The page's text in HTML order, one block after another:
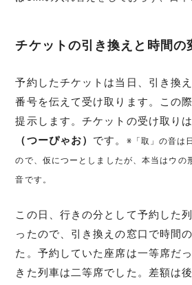
チケットの引き換えと時間の
予約したチケットは当日、引き換
番号を伝えて受け取ります。この
提示します。チケットの受け取り
（つーぴゃお） です。
※「取」の音は
ので、仮につーとしましたが、本当はウの
音です。
この日、行きの分として予約した
ったので、引き換えの窓口で時間
た。予約していた座席は一等席だ
きた列車は二等席でした。差額は